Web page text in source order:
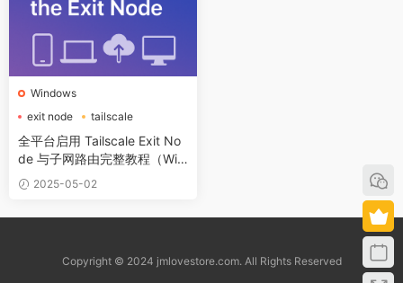
Windows
exit node
tailscale
子网路由
全平台启用 Tailscale Exit No
de 与子网路由完整教程（Win
dows、macOS、Linux、手
机、NAS）
2025-05-02
Copyright © 2024 jmlovestore.com. All Rights Reserved